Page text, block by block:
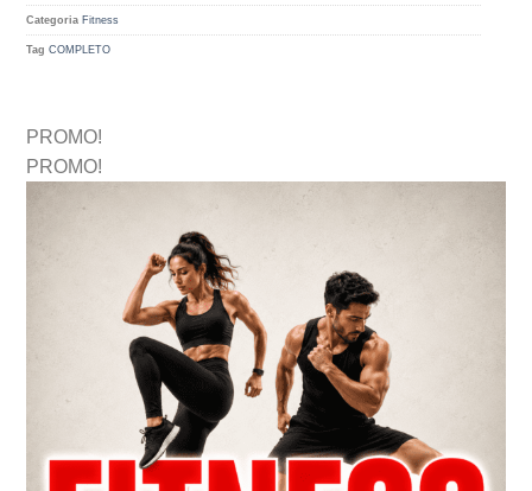
Categoria Fitness
Tag COMPLETO
PROMO!
PROMO!